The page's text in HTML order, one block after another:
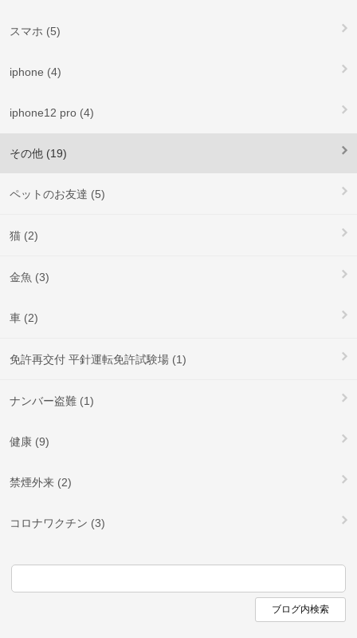
スマホ (5)
iphone (4)
iphone12 pro (4)
その他 (19)
ペットのお友達 (5)
猫 (2)
金魚 (3)
車 (2)
免許再交付 平針運転免許試験場 (1)
ナンバー盗難 (1)
健康 (9)
禁煙外来 (2)
コロナワクチン (3)